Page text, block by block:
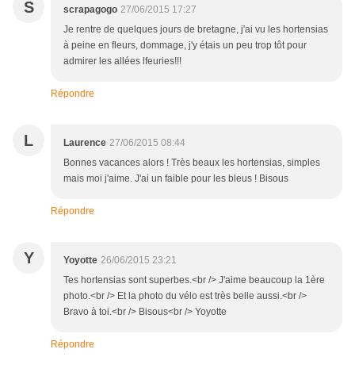
S scrapagogo 27/06/2015 17:27
Je rentre de quelques jours de bretagne, j'ai vu les hortensias
à peine en fleurs, dommage, j'y étais un peu trop tôt pour
admirer les allées lfeuries!!!
Répondre
L Laurence 27/06/2015 08:44
Bonnes vacances alors ! Très beaux les hortensias, simples
mais moi j'aime. J'ai un faible pour les bleus ! Bisous
Répondre
Y Yoyotte 26/06/2015 23:21
Tes hortensias sont superbes.<br /> J'aime beaucoup la 1ère
photo.<br /> Et la photo du vélo est très belle aussi.<br />
Bravo à toi.<br /> Bisous<br /> Yoyotte
Répondre